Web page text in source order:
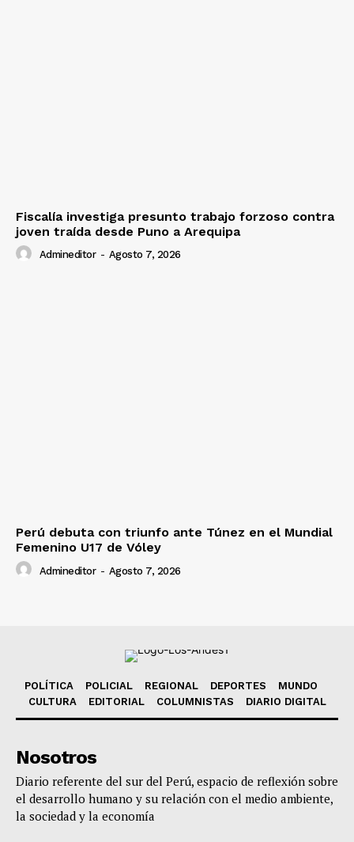
Fiscalía investiga presunto trabajo forzoso contra
joven traída desde Puno a Arequipa
Admineditor - Agosto 7, 2026
Perú debuta con triunfo ante Túnez en el Mundial
Femenino U17 de Vóley
Admineditor - Agosto 7, 2026
POLÍTICA POLICIAL REGIONAL DEPORTES
MUNDO
CULTURA
EDITORIAL COLUMNISTAS DIARIO DIGITAL
Nosotros
Diario referente del sur del Perú, espacio de reflexión sobre
el desarrollo humano y su relación con el medio ambiente,
la sociedad y la economía